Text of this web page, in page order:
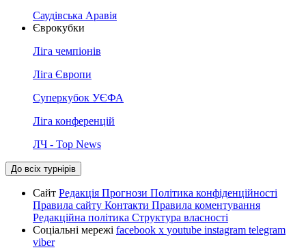
Саудівська Аравія
Єврокубки
Ліга чемпіонів
Ліга Європи
Суперкубок УЄФА
Ліга конференцій
ЛЧ - Top News
До всіх турнірів
Сайт Редакція Прогнози Політика конфіденційності
Правила сайту Контакти Правила коментування
Редакційна політика Структура власності
Соціальні мережі facebook x youtube instagram telegram
viber